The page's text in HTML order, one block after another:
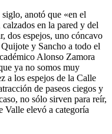
anotó que «en el
en la pared y del
dos espejos, uno cóncavo
y Sancho a todo el
Alonso Zamora
ya no somos muy
a los espejos de la Calle
de paseos ciegos y
no sólo sirven para reír,
Valle elevó a categoría